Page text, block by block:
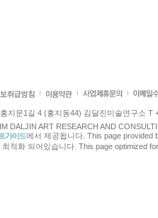
지문1길 4 (홍지동44) 김달진미술연구소 T
DALJIN ART RESEARCH AND
가이드에서 제공됩니다. This page provided
최적화 되어있습니다. This page optimized